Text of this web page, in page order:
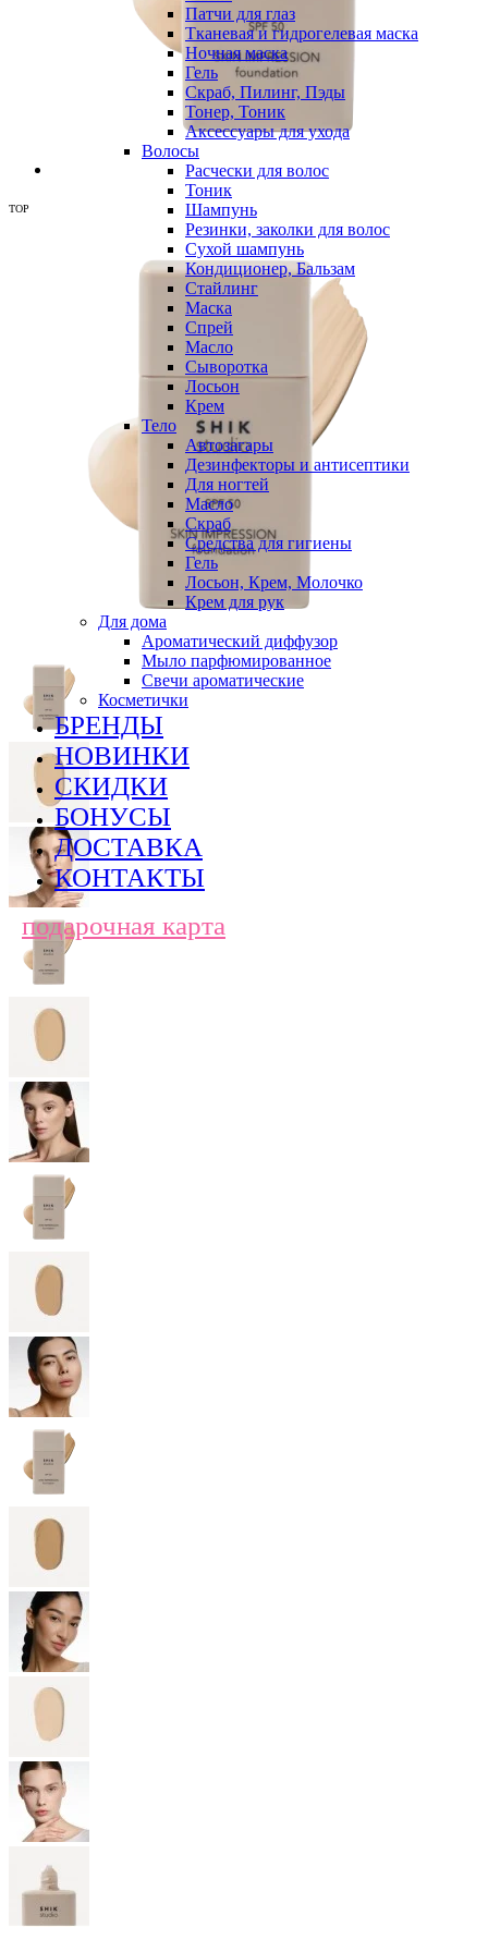
Патчи для глаз
Тканевая и гидрогелевая маска
Ночная маска
Гель
Скраб, Пилинг, Пэды
Тонер, Тоник
Аксессуары для ухода
Волосы
Расчески для волос
Тоник
Шампунь
Резинки, заколки для волос
Сухой шампунь
Кондиционер, Бальзам
Стайлинг
Маска
Спрей
Масло
Сыворотка
Лосьон
Крем
Тело
Автозагары
Дезинфекторы и антисептики
Для ногтей
Масло
Скраб
Средства для гигиены
Гель
Лосьон, Крем, Молочко
Крем для рук
Для дома
Ароматический диффузор
Мыло парфюмированное
Свечи ароматические
Косметички
БРЕНДЫ
НОВИНКИ
СКИДКИ
БОНУСЫ
ДОСТАВКА
КОНТАКТЫ
подарочная карта
TOP